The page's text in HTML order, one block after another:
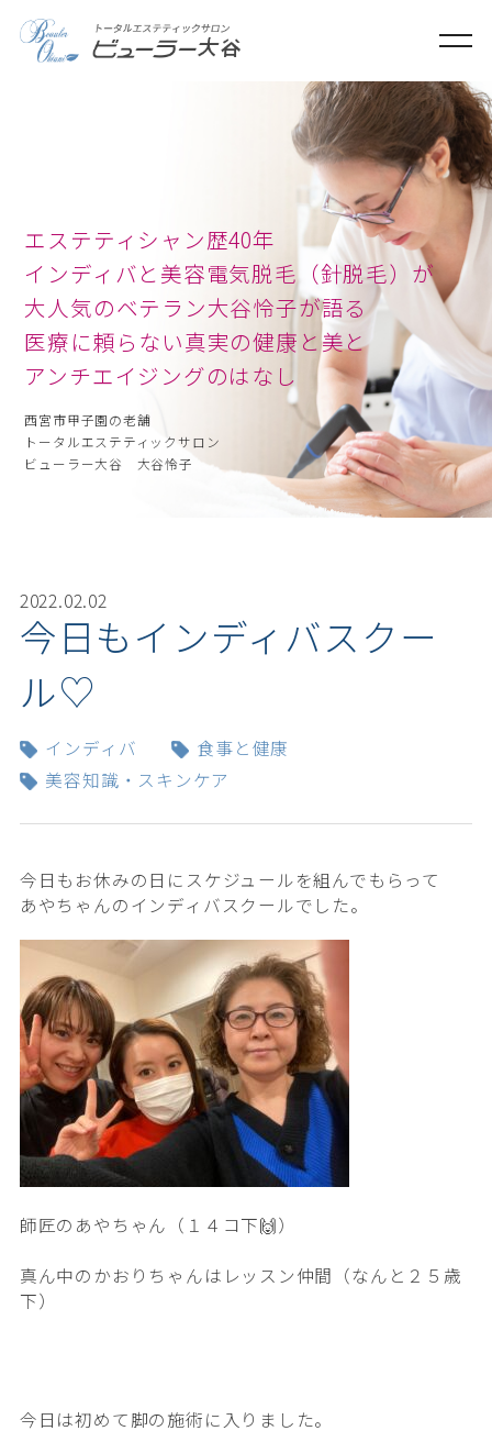
さとう式リンパケア
エステティシャン歴40年
インディバと美容電気脱毛（針脱毛）が
大人気のベテラン大谷怜子が語る
医療に頼らない真実の健康と美と
アンチエイジングのはなし
西宮市甲子園の老舗
トータルエステティックサロン
ビューラー大谷 大谷怜子
2022.02.02
今日もインディバスクー
ル♡
インディバ
食事と健康
美容知識・スキンケア
今日もお休みの日にスケジュールを組んでもらって
あやちゃんのインディバスクールでした。
師匠のあやちゃん（１４コ下🙌）
真ん中のかおりちゃんはレッスン仲間（なんと２５歳
下）
今日は初めて脚の施術に入りました。